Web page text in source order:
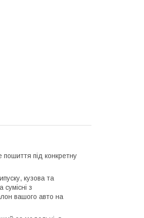
пошиття під конкретну
кузова та
з
вашого авто на